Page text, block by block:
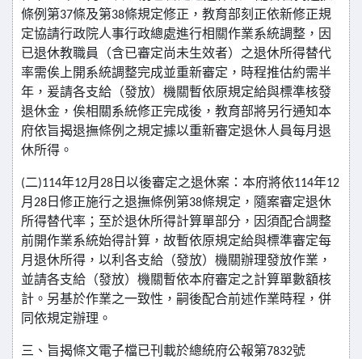
條例第37條及第38條規定修正，教育部刻正依新修正規
定協請行政院人事行政總處進行相關作業系統調整，因
已退休教職員（含已審定尚未生效者）之退休所得替代
率需俟上開系統調整完成並重新審定，時程推估約需半
年，爰請各支給（發放）機關暫依原規定給與標準核發
退休金，俟相關系統修正完成後，教育部將另行通知本
府依旨揭退撫條例之規定據以重新審定退休人員每月退
休所得。
(二)114年12月 28 日以後審定之退休案：本府將依114年12
月 28 日修正施行之退撫條例第38條規定，隨案審定退休
所得替代率；至於退休所得計算單部分，因須配合調整
前開作業系統始得計算，故暫依原規定給與標準審定每
月退休所得，以利各支給（發放）機關辦理發放作業，
並請各支給（發放）機關暫依本府審定之計算單數額核
計。另基於作業之一致性，嗣後配合前述作業時程，併
同依規定辦理。
三、旨揭條文電子檔已刊載於總統府公報第7832號